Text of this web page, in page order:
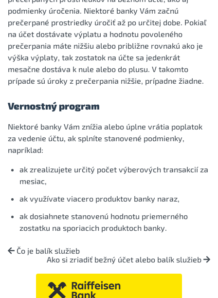
podmienky úročenia. Niektoré banky Vám začnú
prečerpané prostriedky úročiť až po určitej dobe. Pokiaľ
na účet dostávate výplatu a hodnotu povoleného
prečerpania máte nižšiu alebo približne rovnakú ako je
výška výplaty, tak zostatok na účte sa jedenkrát
mesačne dostáva k nule alebo do plusu. V takomto
prípade sú úroky z prečerpania nižšie, prípadne žiadne.
Vernostný program
Niektoré banky Vám znížia alebo úplne vrátia poplatok
za vedenie účtu, ak splníte stanovené podmienky,
napríklad:
ak zrealizujete určitý počet výberových transakcií za
mesiac,
ak využívate viacero produktov banky naraz,
ak dosiahnete stanovenú hodnotu priemerného
zostatku na sporiacich produktoch banky.
Čo je balík služieb
Ako si zriadiť bežný účet alebo balík služieb